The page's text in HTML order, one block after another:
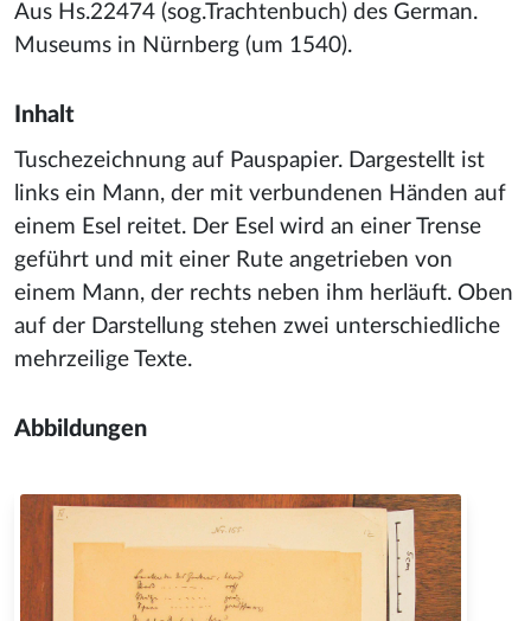
Aus Hs.22474 (sog.Trachtenbuch) des German.
Museums in Nürnberg (um 1540).
Inhalt
Tuschezeichnung auf Pauspapier. Dargestellt ist
links ein Mann, der mit verbundenen Händen auf
einem Esel reitet. Der Esel wird an einer Trense
geführt und mit einer Rute angetrieben von
einem Mann, der rechts neben ihm herläuft. Oben
auf der Darstellung stehen zwei unterschiedliche
mehrzeilige Texte.
Abbildungen